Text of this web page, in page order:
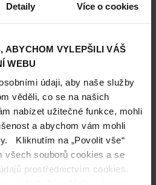
Detaily Více o cookies
ABYCHOM VYLEPŠILI VÁŠ
WEBU
údaji, aby naše služby
věděli, co se na našich
nabízet užitečné funkce, mohli
a abychom vám mohli
Kliknutím na „Povolit vše“
všech souborů cookies a se
prostřednictvím cookies.